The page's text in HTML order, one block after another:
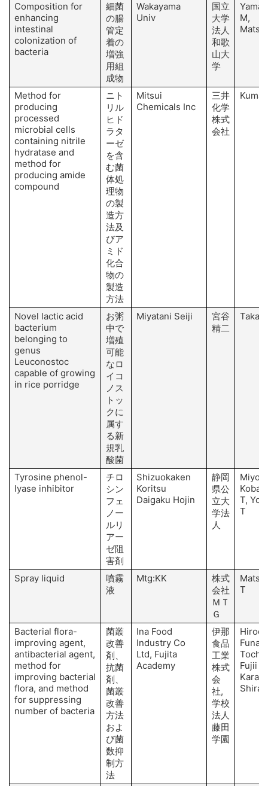
Composition for
enhancing
intestinal
colonization of
bacteria
細菌
の腸
管定
着の
増強
用組
成物
Wakayama
Univ
国立
大学
法人
和歌
山大
学
M,
Method for
producing
processed
microbial cells
containing nitrile
hydratase and
method for
producing amide
compound
ニト
リル
ヒド
ラタ
ーゼ
を含
む菌
体処
理物
の製
造方
法及
びア
ミド
化合
物の
製造
方法
Mitsui
Chemicals Inc
三井
化学
株式
会社
Novel lactic acid
bacterium
belonging to
genus
Leuconostoc
capable of growing
in rice porridge
お粥
中で
増殖
可能
なロ
イコ
ノス
トッ
クに
属す
る新
規乳
酸菌
Miyatani Seiji
宮谷
精二
Tyrosine phenol-
lyase inhibitor
チロ
シン
フェ
ノー
ルリ
アー
ゼ阻
害剤
Shizuokaken
Koritsu
Daigaku Hojin
静岡
県公
立大
学法
人
T,
T
Spray liquid
噴霧
液
Mtg:KK
株式
会社
ＭＴ
Ｇ
T
Bacterial flora-
improving agent,
antibacterial agent,
method for
improving bacterial
flora, and method
for suppressing
number of bacteria
菌叢
改善
剤、
抗菌
剤、
菌叢
改善
方法
およ
び菌
数抑
制方
法
Ina Food
Industry Co
Ltd, Fujita
Academy
伊那
食品
工業
株式
会
社,
学校
法人
藤田
学園
Fujii T,
Shirai